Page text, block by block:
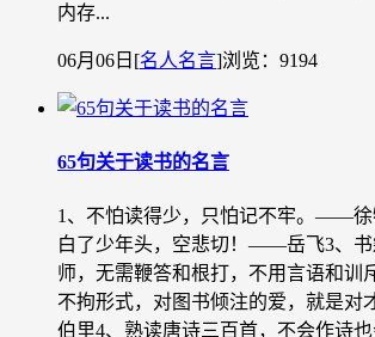
内存...
06月06日 [名人名言]浏览：9194
65句关于读书的名言
1、不怕读得少，只怕记不牢。——徐
白了少年头，空悲切！——岳飞3、书
师，无需鞭答和根打，不用言语和训
不拘形式，对图书倾注的爱，就是
伯里4、熟读唐诗三百首，不会作诗